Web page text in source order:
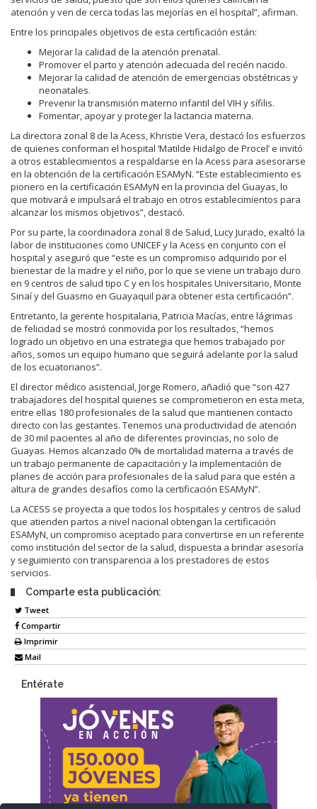
atención y ven de cerca todas las mejorías en el hospital”, afirman.
Entre los principales objetivos de esta certificación están:
Mejorar la calidad de la atención prenatal.
Promover el parto y atención adecuada del recién nacido.
Mejorar la calidad de atención de emergencias obstétricas y
neonatales.
Prevenir la transmisión materno infantil del VIH y sífilis.
Fomentar, apoyar y proteger la lactancia materna.
La directora zonal 8 de la Acess, Khristie Vera, destacó los esfuerzos
de quienes conforman el hospital ‘Matilde Hidalgo de Procel’ e invitó
a otros establecimientos a respaldarse en la Acess para asesorarse
en la obtención de la certificación ESAMyN. “Este establecimiento es
pionero en la certificación ESAMyN en la provincia del Guayas, lo
que motivará e impulsará el trabajo en otros establecimientos para
alcanzar los mismos objetivos”, destacó.
Por su parte, la coordinadora zonal 8 de Salud, Lucy Jurado, exaltó la
labor de instituciones como UNICEF y la Acess en conjunto con el
hospital y aseguró que “este es un compromiso adquirido por el
bienestar de la madre y el niño, por lo que se viene un trabajo duro
en 9 centros de salud tipo C y en los hospitales Universitario, Monte
Sinaí y del Guasmo en Guayaquil para obtener esta certificación”.
Entretanto, la gerente hospitalaria, Patricia Macías, entre lágrimas
de felicidad se mostró conmovida por los resultados, “hemos
logrado un objetivo en una estrategia que hemos trabajado por
años, somos un equipo humano que seguirá adelante por la salud
de los ecuatorianos”.
El director médico asistencial, Jorge Romero, añadió que “son 427
trabajadores del hospital quienes se comprometieron en esta meta,
entre ellas 180 profesionales de la salud que mantienen contacto
directo con las gestantes. Tenemos una productividad de atención
de 30 mil pacientes al año de diferentes provincias, no solo de
Guayas. Hemos alcanzado 0% de mortalidad materna a través de
un trabajo permanente de capacitación y la implementación de
planes de acción para profesionales de la salud para que estén a
altura de grandes desafíos como la certificación ESAMyN”.
La ACESS se proyecta a que todos los hospitales y centros de salud
que atienden partos a nivel nacional obtengan la certificación
ESAMyN, un compromiso aceptado para convertirse en un referente
como institución del sector de la salud, dispuesta a brindar asesoría
y seguimiento con transparencia a los prestadores de estos
servicios.
Comparte esta publicación:
Tweet
Compartir
Imprimir
Mail
Entérate